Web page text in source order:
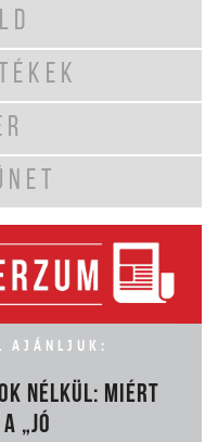
AJÁNLJUK:
NÉLKÜL: MIÉRT
„JÓ